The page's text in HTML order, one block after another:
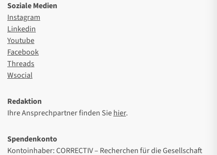
Soziale Medien
Instagram
Linkedin
Youtube
Facebook
Threads
Wsocial
Redaktion
Ihre Ansprechpartner finden Siehier.
Spendenkonto
Kontoinhaber: CORRECTIV – Recherchen für die Gesellschaft